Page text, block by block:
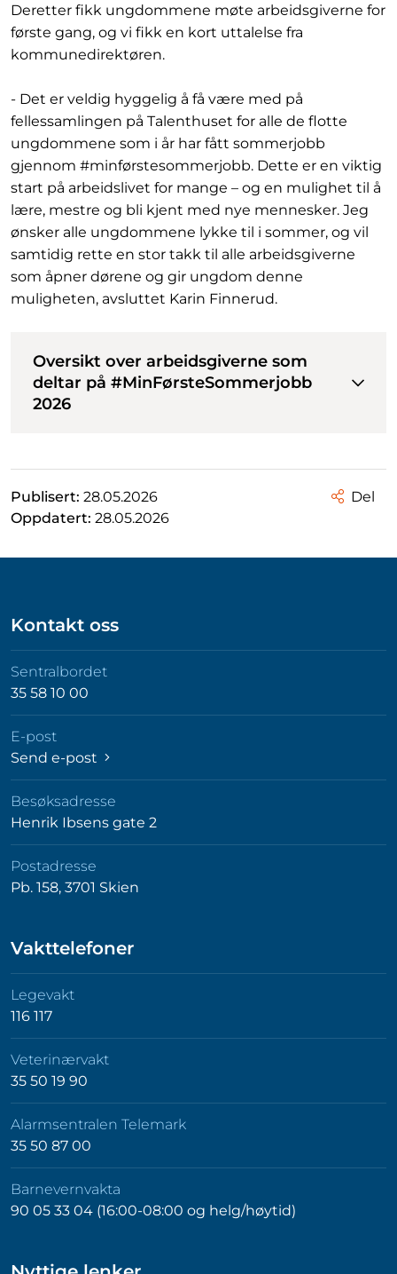
Deretter fikk ungdommene møte arbeidsgiverne for
første gang, og vi fikk en kort uttalelse fra
kommunedirektøren.
- Det er veldig hyggelig å få være med på
fellessamlingen på Talenthuset for alle de flotte
ungdommene som i år har fått sommerjobb
gjennom #minførstesommerjobb. Dette er en viktig
start på arbeidslivet for mange – og en mulighet til å
lære, mestre og bli kjent med nye mennesker. Jeg
ønsker alle ungdommene lykke til i sommer, og vil
samtidig rette en stor takk til alle arbeidsgiverne
som åpner dørene og gir ungdom denne
muligheten, avsluttet Karin Finnerud.
Oversikt over arbeidsgiverne som
deltar på #MinFørsteSommerjobb
2026
Publisert: 28.05.2026
Oppdatert: 28.05.2026
Del
Kontakt oss
Sentralbordet
35 58 10 00
E-post
Send e-post
Besøksadresse
Henrik Ibsens gate 2
Postadresse
Pb. 158, 3701 Skien
Vakttelefoner
Legevakt
116 117
Veterinærvakt
35 50 19 90
Alarmsentralen Telemark
35 50 87 00
Barnevernvakta
90 05 33 04 (16:00-08:00 og helg/høytid)